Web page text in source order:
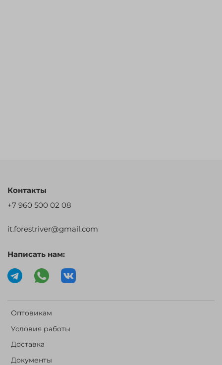
Оптовикам
Условия работы
Доставка
Документы
Контакты
+7 960 500 02 08
it.forestriver@gmail.com
Написать нам: